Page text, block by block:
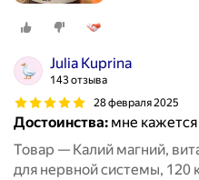
Julia Kuprina
143 отзыва
28 февраля 2025
Достоинства: мне
Товар — Калий магний,
для нервной системы, 120